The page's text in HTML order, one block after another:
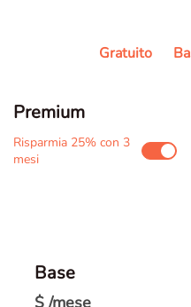
Gratuito
Premium
Risparmia 25% con 3
mesi
Base
$ /mese